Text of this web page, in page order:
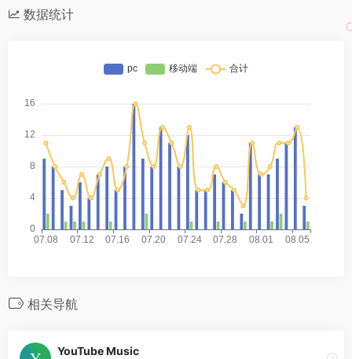
数据统计
相关导航
YouTube Music